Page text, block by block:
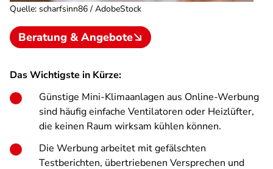
Quelle: scharfsinn86 / AdobeStock
Beratung & Angebote
Das Wichtigste in Kürze:
Günstige Mini-Klimaanlagen aus Online-Werbung
sind häufig einfache Ventilatoren oder Heizlüfter,
die keinen Raum wirksam kühlen können.
Die Werbung arbeitet mit gefälschten
Testberichten, übertriebenen Versprechen und